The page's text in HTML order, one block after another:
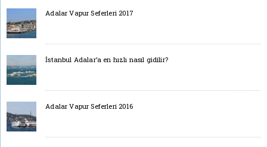
Adalar Vapur Seferleri 2017
İstanbul Adalar’a en hızlı nasıl gidilir?
Adalar Vapur Seferleri 2016